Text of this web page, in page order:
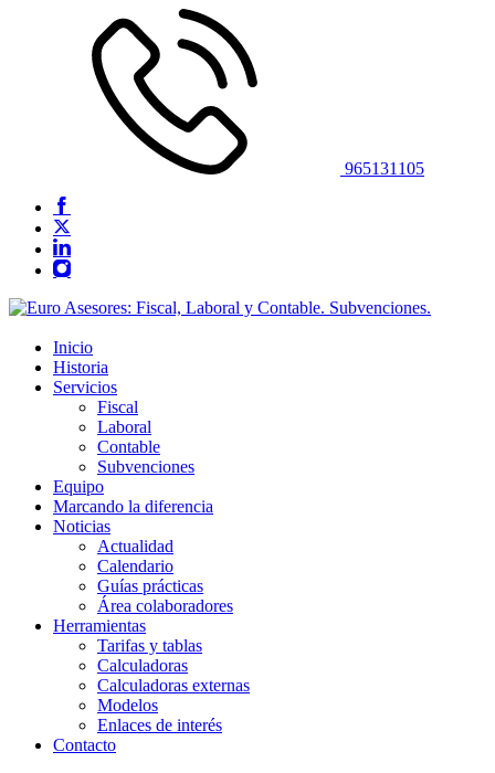
965131105
Inicio
Historia
Servicios
Fiscal
Laboral
Contable
Subvenciones
Equipo
Marcando la diferencia
Noticias
Actualidad
Calendario
Guías prácticas
Área colaboradores
Herramientas
Tarifas y tablas
Calculadoras
Calculadoras externas
Modelos
Enlaces de interés
Contacto